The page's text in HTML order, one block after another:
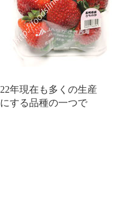
年現在も多くの生産
する品種の一つで